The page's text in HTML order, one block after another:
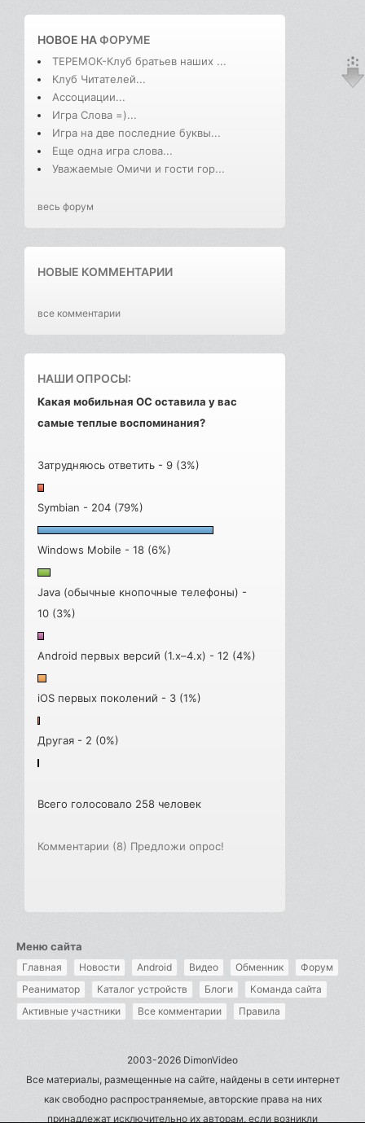
НОВОЕ НАФОРУМЕ
ТЕРЕМОК-Клуб братьев наших ...
Клуб Читателей...
Ассоциации...
Игра Слова =)...
Игра на две последние буквы...
Еще одна игра слова...
Уважаемые Омичи и гости гор...
весь форум
НОВЫЕ КОММЕНТАРИИ
все комментарии
НАШИ ОПРОСЫ:
Какая мобильная ОС оставила у вас
самые теплые воспоминания?
Затрудняюсь ответить - 9 (3%)
Symbian - 204 (79%)
Windows Mobile - 18 (6%)
Java (обычные кнопочные телефоны) -
10 (3%)
Android первых версий (1.x–4.x) - 12 (4%)
iOS первых поколений - 3 (1%)
Другая - 2 (0%)
Всего голосовало 258 человек
Комментарии (8) Предложи опрос!
Меню сайта
Главная Новости Android Видео Обменник
Форум
Реаниматор
Каталог устройств Блоги
Команда сайта
Активные участники
Все комментарии Правила
2003-2026 DimonVideo
Все материалы, размещенные на сайте, найдены в сети интернет
как свободно распространяемые, авторские права на них
принадлежат исключительно их авторам, если возникли